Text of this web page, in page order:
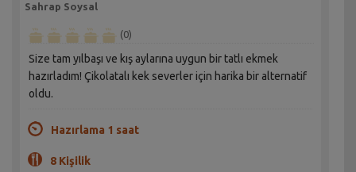
Sahrap Soysal
(0)
Size tam yılbaşı ve kış aylarına uygun bir tatlı ekmek
hazırladım! Çikolatalı kek severler için harika bir alternatif
oldu.
Hazırlama 1 saat
8 Kişilik